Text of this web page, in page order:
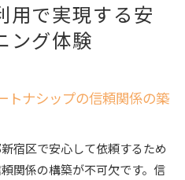
用で実現する安
ング体験
トナシップの信頼関係の築
宿区で安心して依頼するため
関係の構築が不可欠です。信